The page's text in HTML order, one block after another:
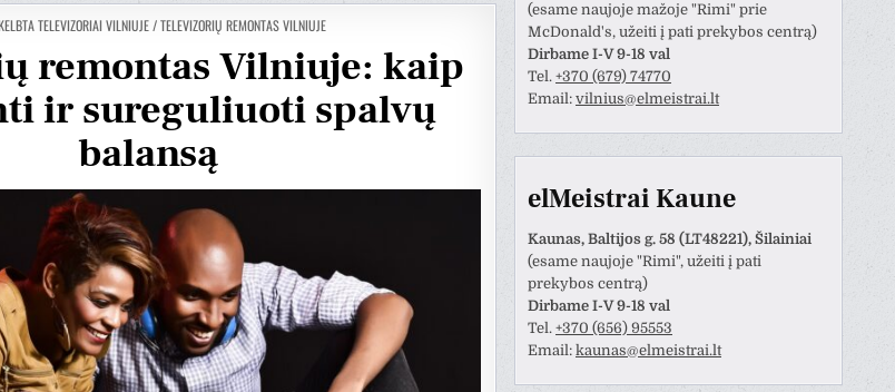
Vytautas Ragaisis
prieš 3 metų
Anastazija Lukoševičienė
TELEVIZORIAI VILNIUJE / TELEVIZORIŲ REMONTAS VILNIUJE
remontas Vilniuje: kaip
ir sureguliuoti spalvų
balansą
(esame naujoje mažoje "Rimi" prie
McDonald's, užeiti į pati prekybos centrą)
Dirbame I-V 9-18 val
Tel. +370 (679) 74770
Email: vilnius@elmeistrai.lt
elMeistrai Kaune
Kaunas, Baltijos g. 58 (LT48221), Šilainiai
(esame naujoje "Rimi", užeiti į pati
prekybos centrą)
Dirbame I-V 9-18 val
Tel. +370 (656) 95553
Email: kaunas@elmeistrai.lt